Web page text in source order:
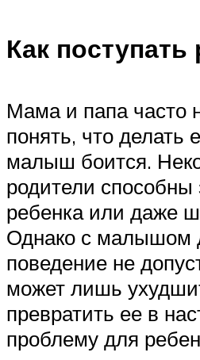
Как
Мама и папа часто
понять, что делать
малыш боится.
родители способны
ребенка или даже
Однако с малышом
поведение не
может лишь
превратить ее в
проблему для